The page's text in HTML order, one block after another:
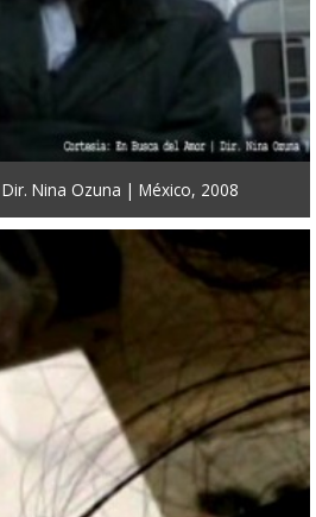
Nina Ozuna | México, 2008